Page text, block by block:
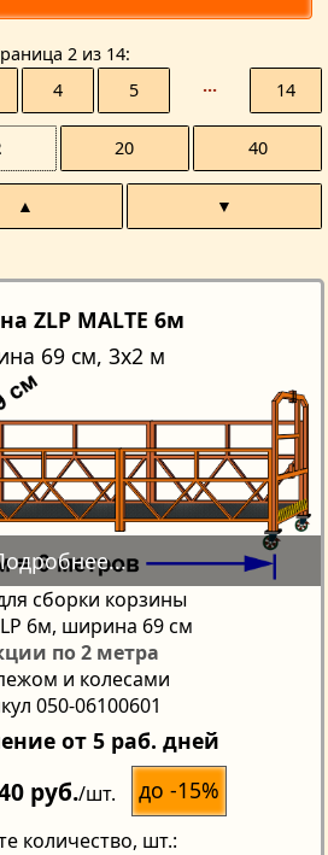
2 из 14
4 5 ··· 14
20 40
▲ ▼
ZLP MALTE 6м
69 см, 3x2 м
сборки корзины
6м, ширина 69 см
по 2 метра
и колесами
050-06100601
от 5 раб. дней
руб./шт. до -15%
количество, шт.: